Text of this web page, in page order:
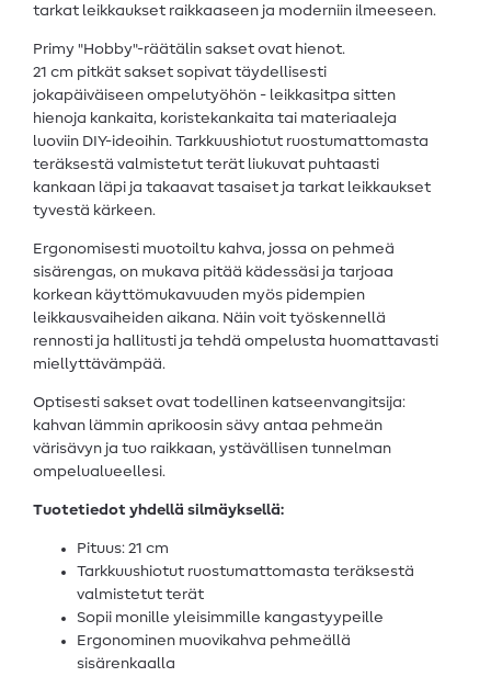
tarkat leikkaukset raikkaaseen ja moderniin ilmeeseen.
Primy "Hobby"-räätälin sakset ovat hienot.
21 cm pitkät sakset sopivat täydellisesti
jokapäiväiseen ompelutyöhön - leikkasitpa sitten
hienoja kankaita, koristekankaita tai materiaaleja
luoviin DIY-ideoihin. Tarkkuushiotut ruostumattomasta
teräksestä valmistetut terät liukuvat puhtaasti
kankaan läpi ja takaavat tasaiset ja tarkat leikkaukset
tyvestä kärkeen.
Ergonomisesti muotoiltu kahva, jossa on pehmeä
sisärengas, on mukava pitää kädessäsi ja tarjoaa
korkean käyttömukavuuden myös pidempien
leikkausvaiheiden aikana. Näin voit työskennellä
rennosti ja hallitusti ja tehdä ompelusta huomattavasti
miellyttävämpää.
Optisesti sakset ovat todellinen katseenvangitsija:
kahvan lämmin aprikoosin sävy antaa pehmeän
värisävyn ja tuo raikkaan, ystävällisen tunnelman
ompelualueellesi.
Tuotetiedot yhdellä silmäyksellä:
Pituus: 21 cm
Tarkkuushiotut ruostumattomasta teräksestä
valmistetut terät
Sopii monille yleisimmille kangastyypeille
Ergonominen muovikahva pehmeällä
sisärenkaalla